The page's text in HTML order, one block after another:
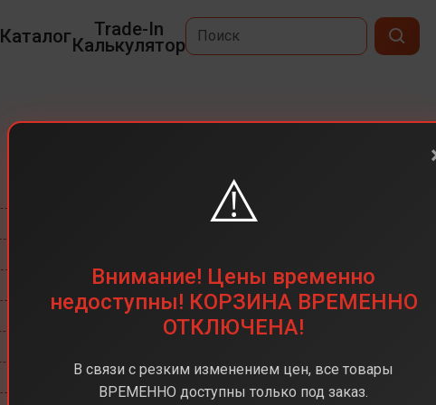
Каталог Trade-In
Калькулятор
48 + 48 + 48 (тройная)
Apple A19 Pro
iOS 26
⚠️
Внимание! Цены временно
недоступны! КОРЗИНА ВРЕМЕННО
ОТКЛЮЧЕНА!
В связи с резким изменением цен, все товары
ВРЕМЕННО доступны только под заказ.